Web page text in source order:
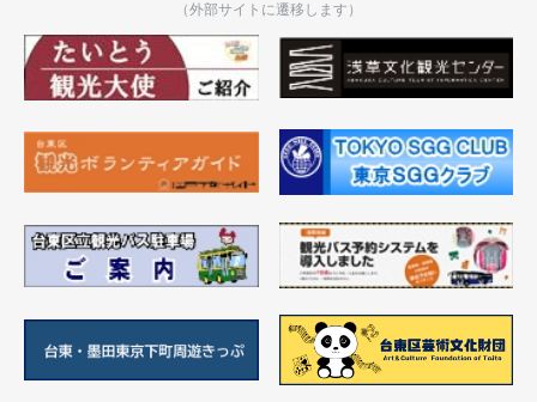
（外部サイトに遷移します）